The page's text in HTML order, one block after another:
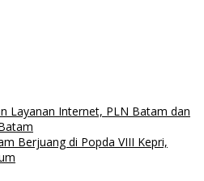
Layanan Internet, PLN Batam dan
Berjuang di Popda VIII Kepri,